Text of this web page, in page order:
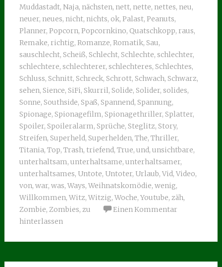
Muddastadt, Naja, nächsten, nett, nette, nettes, neu,
neuer, neues, nicht, nichts, ok, Palast, Peanuts,
Planner, Popcorn, Popcornkino, Quatschkopp, raus,
Remake, richtig, Romanze, Romatik, Sau,
sauschlecht, Scheiß, Schlecht, Schlechte, schlechter,
schlechtere, schlechterer, schlechteres, Schlechtes,
Schluss, Schnitt, Schreck, Schrott, Schwach, Schwarz,
sehen, Sience, SiFi, Skurril, Solide, Solider, solides,
Sonne, Southside, Spaß, Spannend, Spannung,
Spionage, Spionagefilm, Spionagethriller, Splatter,
Spoiler, Spoileralarm, Sprüche, Steglitz, Story,
Streifen, Superheld, Superhelden, The, Thriller,
Titania, Top, Trash, triefend, True, und, unsichtbare,
unterhaltsam, unterhaltsame, unterhaltsamer,
unterhaltsames, Untote, Untoter, Urlaub, Vid, Video,
von, war, was, Ways, Weihnatskomödie, wenig,
Willkommen, Witz, Witzig, Woche, Youtube, zäh,
Zombie, Zombies, zu
Einen Kommentar
hinterlassen